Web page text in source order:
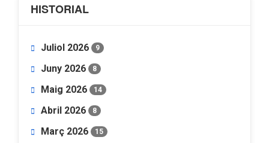
HISTORIAL
Juliol 2026 9
Juny 2026 8
Maig 2026 14
Abril 2026 8
Març 2026 15